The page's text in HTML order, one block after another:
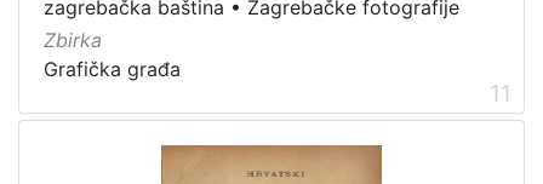
zagrebačka baština • Zagrebačke fotografije
Zbirka
Grafička građa
11